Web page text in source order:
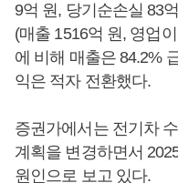
9억 원, 당기순손실 83
(매출 1516억 원, 영업
에 비해 매출은 84.2%
익은 적자 전환했다.
증권가에서는 전기차
계획을 변경하면서
원인으로 보고 있다.